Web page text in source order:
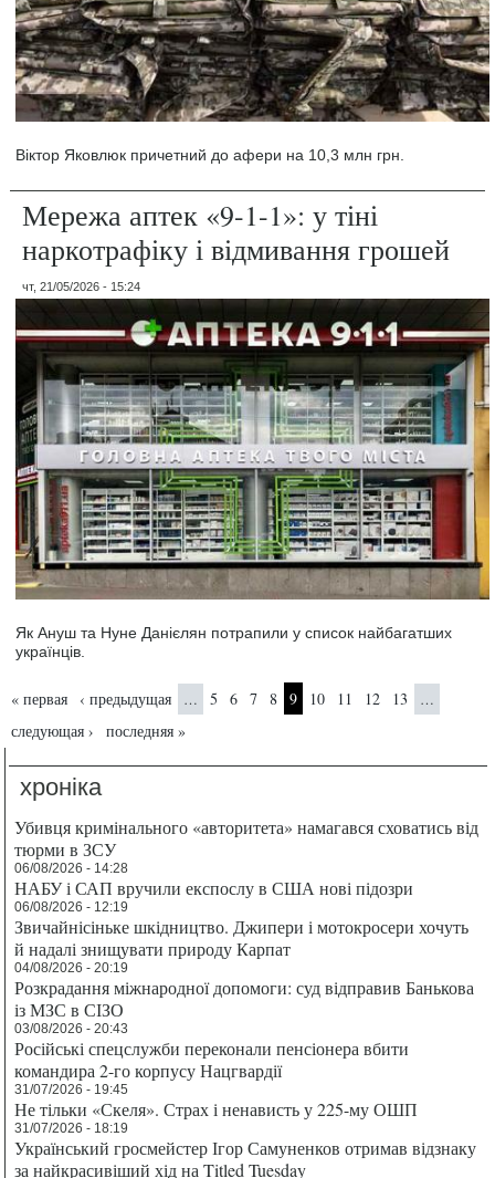
Віктор Яковлюк причетний до афери на 10,3 млн грн.
Мережа аптек «9-1-1»: у тіні
наркотрафіку і відмивання грошей
чт, 21/05/2026 - 15:24
Як Ануш та Нуне Данієлян потрапили у список найбагатших
українців.
Страницы
« первая ‹ предыдущая … 5 6 7 8 9 10 11 12 13 …
следующая › последняя »
хроніка
Убивця кримінального «авторитета» намагався сховатись від
тюрми в ЗСУ
06/08/2026 - 14:28
НАБУ і САП вручили експослу в США нові підозри
06/08/2026 - 12:19
Звичайнісіньке шкідництво. Джипери і мотокросери хочуть
й надалі знищувати природу Карпат
04/08/2026 - 20:19
Розкрадання міжнародної допомоги: суд відправив Банькова
із МЗС в СІЗО
03/08/2026 - 20:43
Російські спецслужби переконали пенсіонера вбити
командира 2-го корпусу Нацгвардії
31/07/2026 - 19:45
Не тільки «Скеля». Страх і ненависть у 225-му ОШП
31/07/2026 - 18:19
Український гросмейстер Ігор Самуненков отримав відзнаку
за найкрасивіший хід на Titled Tuesday